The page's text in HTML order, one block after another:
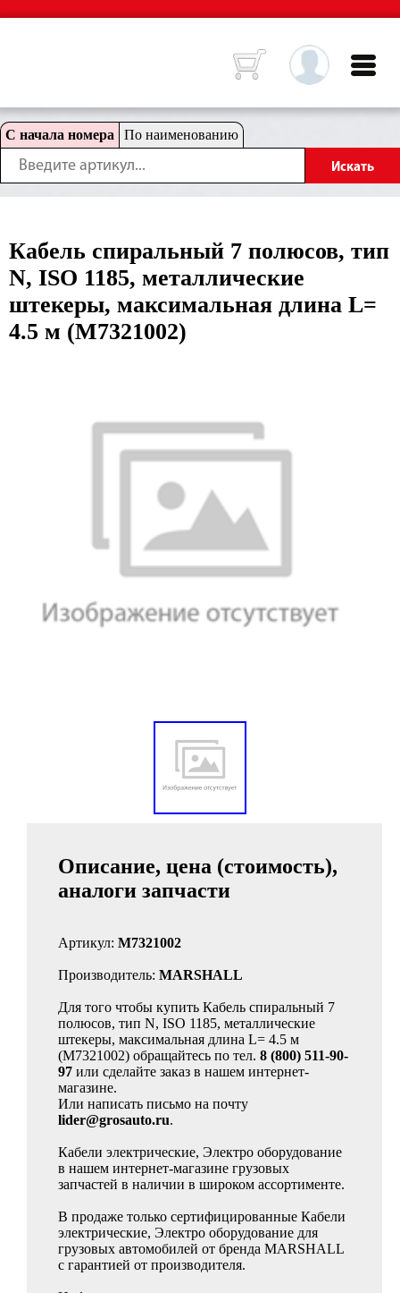
С начала номера По наименованию
Кабель спиральный 7 полюсов, тип
N, ISO 1185, металлические
штекеры, максимальная длина L=
4.5 м (M7321002)
Описание, цена (стоимость),
аналоги запчасти
Артикул: M7321002
Производитель: MARSHALL
Для того чтобы купить Кабель спиральный 7
полюсов, тип N, ISO 1185, металлические
штекеры, максимальная длина L= 4.5 м
(M7321002) обращайтесь по тел. 8 (800) 511-90-
97 или сделайте заказ в нашем интернет-
магазине.
Или написать письмо на почту
lider@grosauto.ru.
Кабели электрические, Электро оборудование
в нашем интернет-магазине грузовых
запчастей в наличии в широком ассортименте.
В продаже только сертифицированные Кабели
электрические, Электро оборудование для
грузовых автомобилей от бренда MARSHALL
с гарантией от производителя.